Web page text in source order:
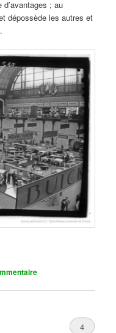
d’avantages ; au
dépossède les autres et
4